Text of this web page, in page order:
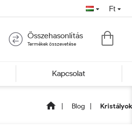
Ft
Összehasonlítás
Termékek összevetése
Kapcsolat
Blog Kristályok